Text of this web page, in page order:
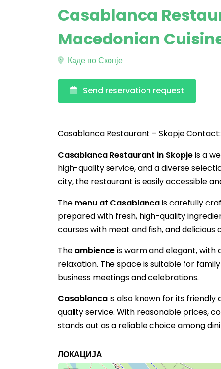
Casablanca
Macedonian
Каде во Скопје
Send reservation request
Casablanca Restaurant – Skopje
Casablanca Restaurant in Skopjeis a
high-quality service, and a diverse
city, the restaurant is easily accessible
The menu at Casablancais carefully
prepared with fresh, high-quality
courses with meat and fish, and
The ambienceis warm and elegant,
relaxation. The space is suitable for
business meetings and celebrations.
Casablancais also known for its friendly
quality service. With reasonable prices,
stands out as a reliable choice among
ЛОКАЦИЈА